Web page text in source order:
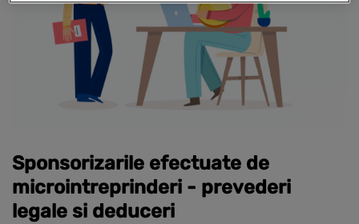
Sponsorizarile efectuate de
microintreprinderi - prevederi
legale si deduceri